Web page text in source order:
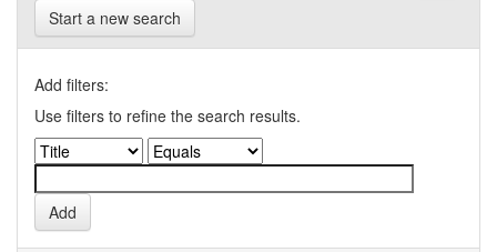
Start a new search
Add filters:
Use filters to refine the search results.